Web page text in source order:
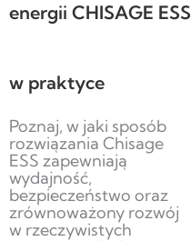
energii CHISAGE ESS
w praktyce
Poznaj, w jaki sposób
rozwiązania Chisage
ESS zapewniają
wydajność,
bezpieczeństwo oraz
zrównoważony rozwój
w rzeczywistych